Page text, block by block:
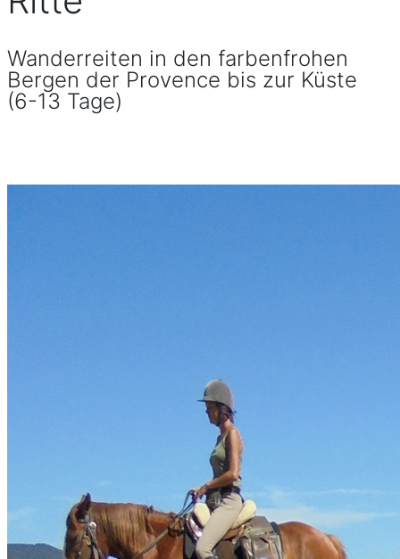
Wanderreiten in den farbenfrohen
Bergen der Provence bis zur Küste
(6-13 Tage)